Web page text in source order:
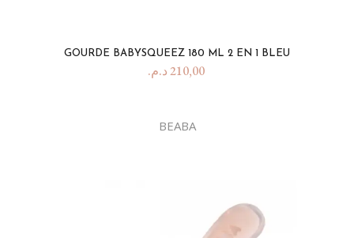
GOURDE BABYSQUEEZ 180 ML 2 EN 1 BLEU
210,00د.م.
BEABA